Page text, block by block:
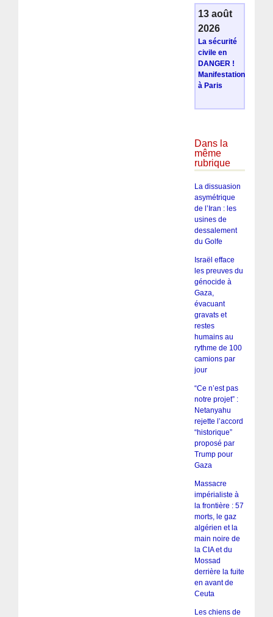
13 août
2026
La sécurité
civile en
DANGER !
Manifestation
à Paris
Dans la
même
rubrique
La dissuasion
asymétrique
de l’Iran : les
usines de
dessalement
du Golfe
Israël efface
les preuves du
génocide à
Gaza,
évacuant
gravats et
restes
humains au
rythme de 100
camions par
jour
“Ce n’est pas
notre projet” :
Netanyahu
rejette l’accord
“historique”
proposé par
Trump pour
Gaza
Massacre
impérialiste à
la frontière : 57
morts, le gaz
algérien et la
main noire de
la CIA et du
Mossad
derrière la fuite
en avant de
Ceuta
Les chiens de